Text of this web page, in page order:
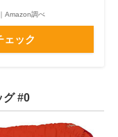
Amazon調べ
ェック
#0